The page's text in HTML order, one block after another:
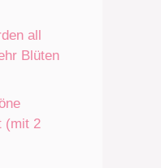
all
Blüten
(mit 2